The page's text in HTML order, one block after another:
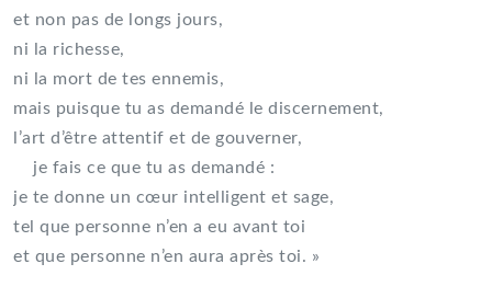
et non pas de longs jours,
ni la richesse,
ni la mort de tes ennemis,
mais puisque tu as demandé le discernement,
l’art d’être attentif et de gouverner,
je fais ce que tu as demandé :
je te donne un cœur intelligent et sage,
tel que personne n’en a eu avant toi
et que personne n’en aura après toi. »